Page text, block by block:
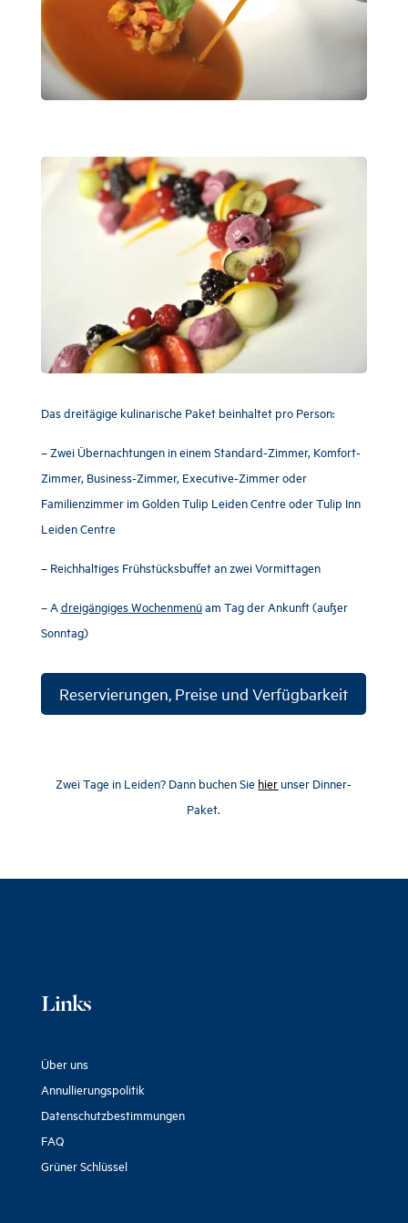
Das dreitägige kulinarische Paket beinhaltet pro Person:
– Zwei Übernachtungen in einem Standard-Zimmer, Komfort-
Zimmer, Business-Zimmer, Executive-Zimmer oder
Familienzimmer im Golden Tulip Leiden Centre oder Tulip Inn
Leiden Centre
– Reichhaltiges Frühstücksbuffet an zwei Vormittagen
– Adreigängiges Wochenmenüam Tag der Ankunft (außer
Sonntag)
Reservierungen, Preise und Verfügbarkeit
Zwei Tage in Leiden? Dann buchen Sie hier unser Dinner-
Paket.
Links
Über uns
Annullierungspolitik
Datenschutzbestimmungen
FAQ
Grüner Schlüssel